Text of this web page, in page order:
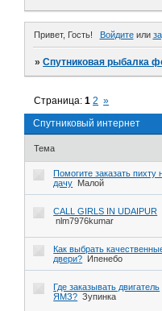
Привет, Гость! Войдитеили
»Спутниковая рыбалка
Спутниковый интернет
Страница:1 2 »
Тема
Помогите заказать пихту
дачу Малой
CALL GIRLS IN UDAIPUR
nlm7976kumar
Как выбрать
двери? Ипенебо
Где заказывать двигатель
ЯМЗ? Зупинка